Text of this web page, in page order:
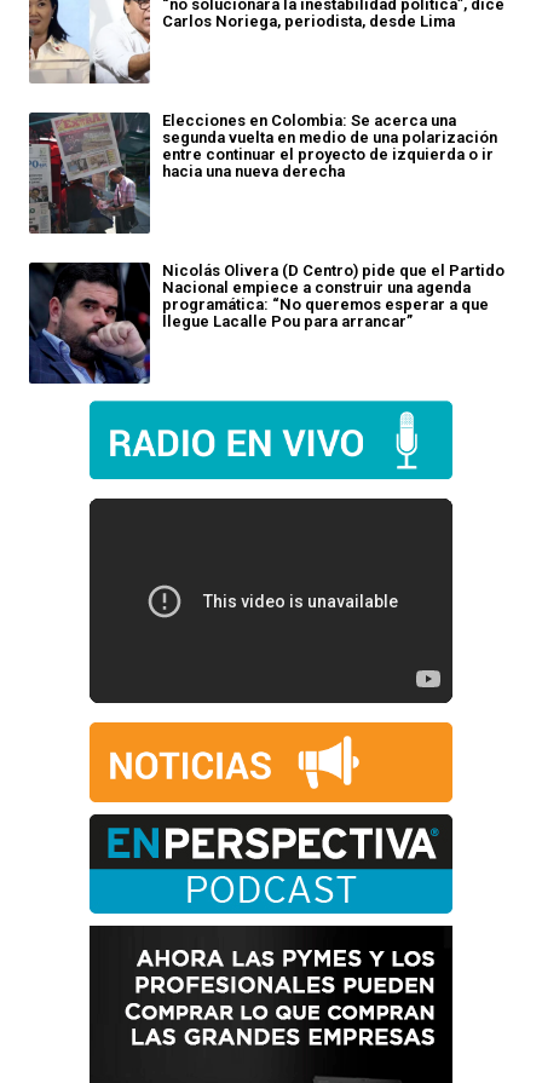
“no solucionará la inestabilidad política”, dice
Carlos Noriega, periodista, desde Lima
Elecciones en Colombia: Se acerca una
segunda vuelta en medio de una polarización
entre continuar el proyecto de izquierda o ir
hacia una nueva derecha
Nicolás Olivera (D Centro) pide que el Partido
Nacional empiece a construir una agenda
programática: “No queremos esperar a que
llegue Lacalle Pou para arrancar”